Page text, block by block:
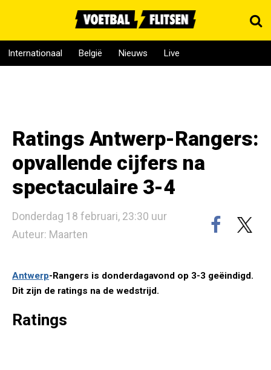
Internationaal België Nieuws Live
Ratings Antwerp-Rangers:
opvallende cijfers na
spectaculaire 3-4
Donderdag 18 februari, 23:30 uur
Auteur: Maarten
Antwerp-Rangers is donderdagavond op 3-3 geëindigd.
Dit zijn de ratings na de wedstrijd.
Ratings